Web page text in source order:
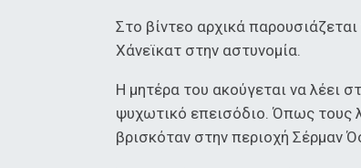
Στο βίντεο αρχικά
Χάνεϊκατ στην αστυνομία.
Η μητέρα του ακούγεται να λέει
ψυχωτικό επεισόδιο. Όπως τους
βρισκόταν στην περιοχή Σέρμαν